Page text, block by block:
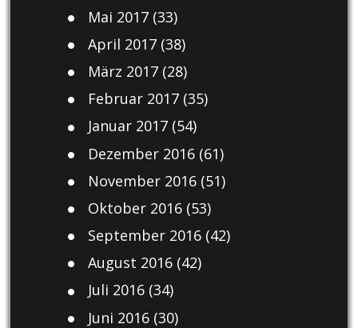
Mai 2017(33)
April 2017(38)
März 2017(28)
Februar 2017(35)
Januar 2017(54)
Dezember 2016(61)
November 2016(51)
Oktober 2016(53)
September 2016(42)
August 2016(42)
Juli 2016(34)
Juni 2016(30)